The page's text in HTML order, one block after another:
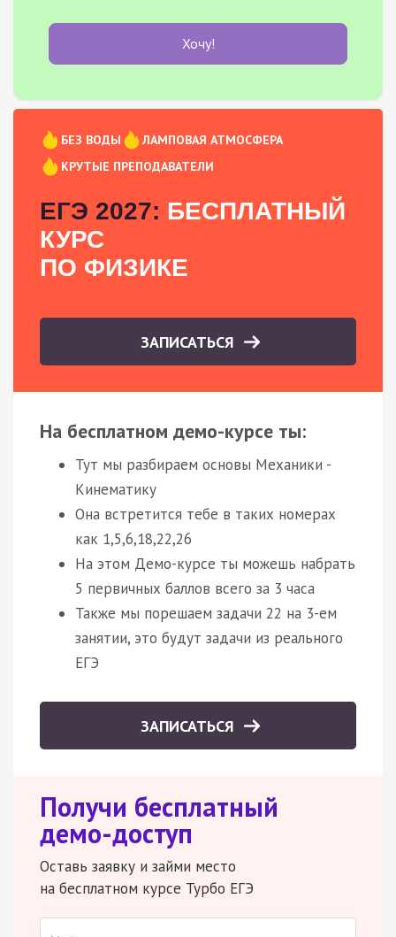
Хочу!
БЕЗ ВОДЫ
ЛАМПОВАЯ АТМОСФЕРА
КРУТЫЕ ПРЕПОДАВАТЕЛИ
ЕГЭ 2027: БЕСПЛАТНЫЙ
КУРС
ПО ФИЗИКЕ
ЗАПИСАТЬСЯ
На бесплатном демо-курсе ты:
Тут мы разбираем основы Механики -
Кинематику
Она встретится тебе в таких номерах
как 1,5,6,18,22,26
На этом Демо-курсе ты можешь набрать
5 первичных баллов всего за 3 часа
Также мы порешаем задачи 22 на 3-ем
занятии, это будут задачи из реального
ЕГЭ
ЗАПИСАТЬСЯ
Получи бесплатный
демо-доступ
Оставь заявку и займи место
на бесплатном курсе Турбо ЕГЭ